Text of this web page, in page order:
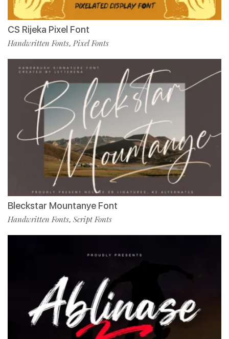
CS Rijeka Pixel Font
Handwritten Fonts, Pixel Fonts
Bleckstar Mountanye Font
Handwritten Fonts, Script Fonts